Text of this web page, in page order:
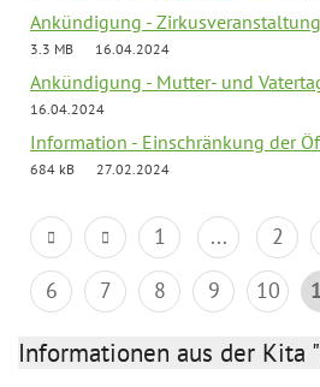
Ankündigung -
3.3 MB
16.04.2024
Ankündigung - Mutter- und
16.04.2024
Information - Einschränkung der
684 kB
27.02.2024
1 ... 2
6
7 8 9 10
Informationen aus der Kita